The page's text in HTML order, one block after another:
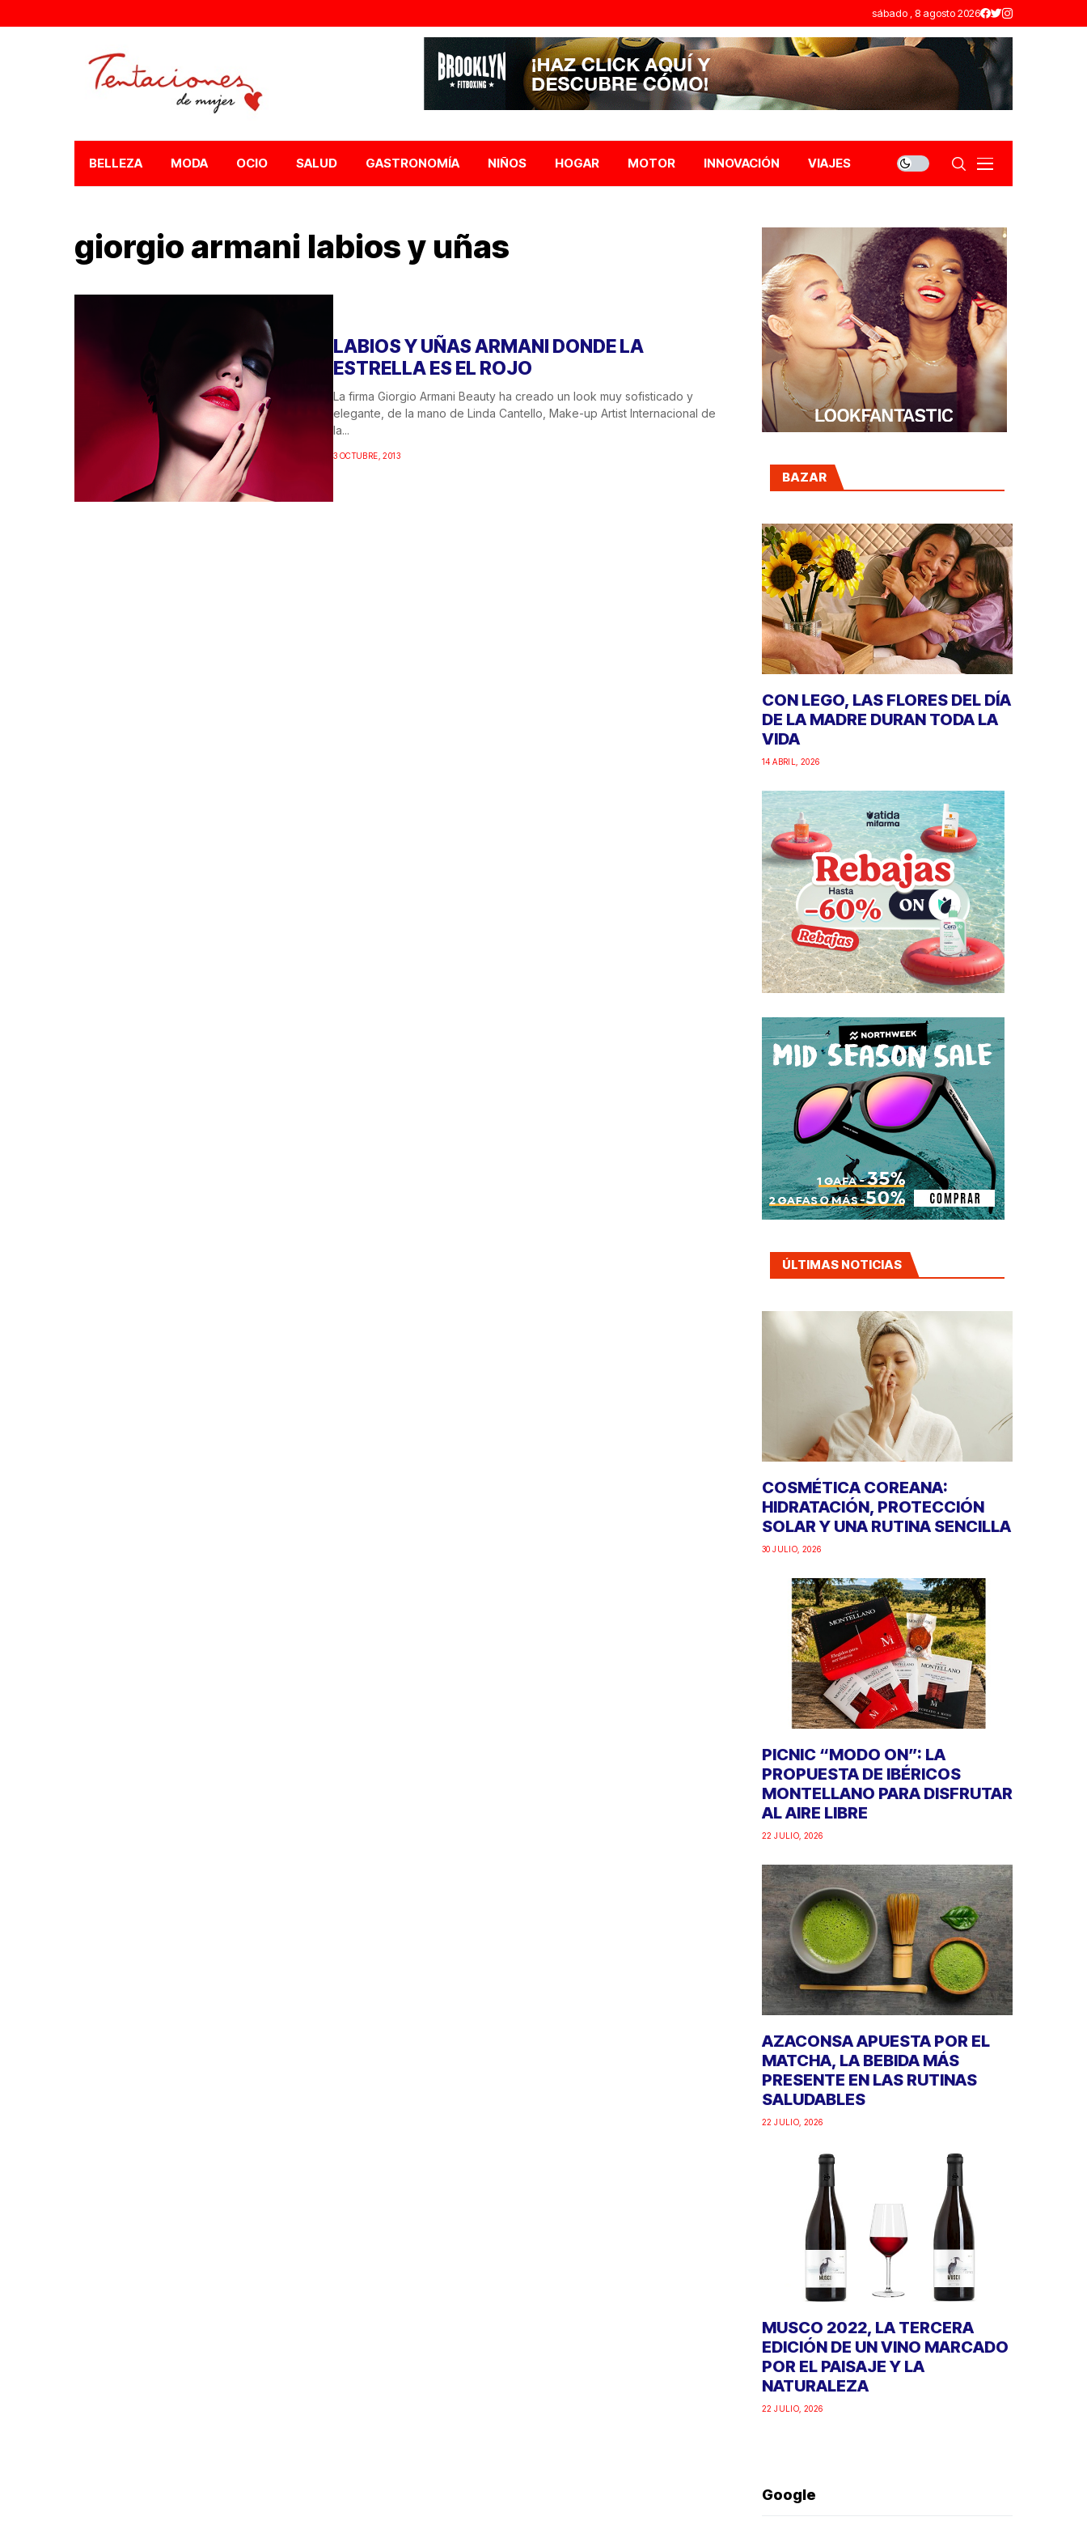
sábado , 8 agosto 2026
BELLEZA MODA OCIO SALUD GASTRONOMÍA NIÑOS HOGAR MOTOR INNOVACIÓN VIAJES
giorgio armani labios y uñas
LABIOS Y UÑAS ARMANI DONDE LA
ESTRELLA ES EL ROJO
La firma Giorgio Armani Beauty ha creado un look muy sofisticado y
elegante, de la mano de Linda Cantello, Make-up Artist Internacional de
la...
3 OCTUBRE, 2013
BAZAR
CON LEGO, LAS FLORES DEL DÍA
DE LA MADRE DURAN TODA LA
VIDA
14 ABRIL, 2026
ÚLTIMAS NOTICIAS
COSMÉTICA COREANA:
HIDRATACIÓN, PROTECCIÓN
SOLAR Y UNA RUTINA SENCILLA
30 JULIO, 2026
PICNIC “MODO ON”: LA
PROPUESTA DE IBÉRICOS
MONTELLANO PARA DISFRUTAR
AL AIRE LIBRE
22 JULIO, 2026
AZACONSA APUESTA POR EL
MATCHA, LA BEBIDA MÁS
PRESENTE EN LAS RUTINAS
SALUDABLES
22 JULIO, 2026
MUSCO 2022, LA TERCERA
EDICIÓN DE UN VINO MARCADO
POR EL PAISAJE Y LA
NATURALEZA
22 JULIO, 2026
Google